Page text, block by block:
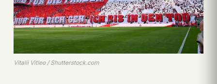
Vitalii Vitleo / Shutterstock.com